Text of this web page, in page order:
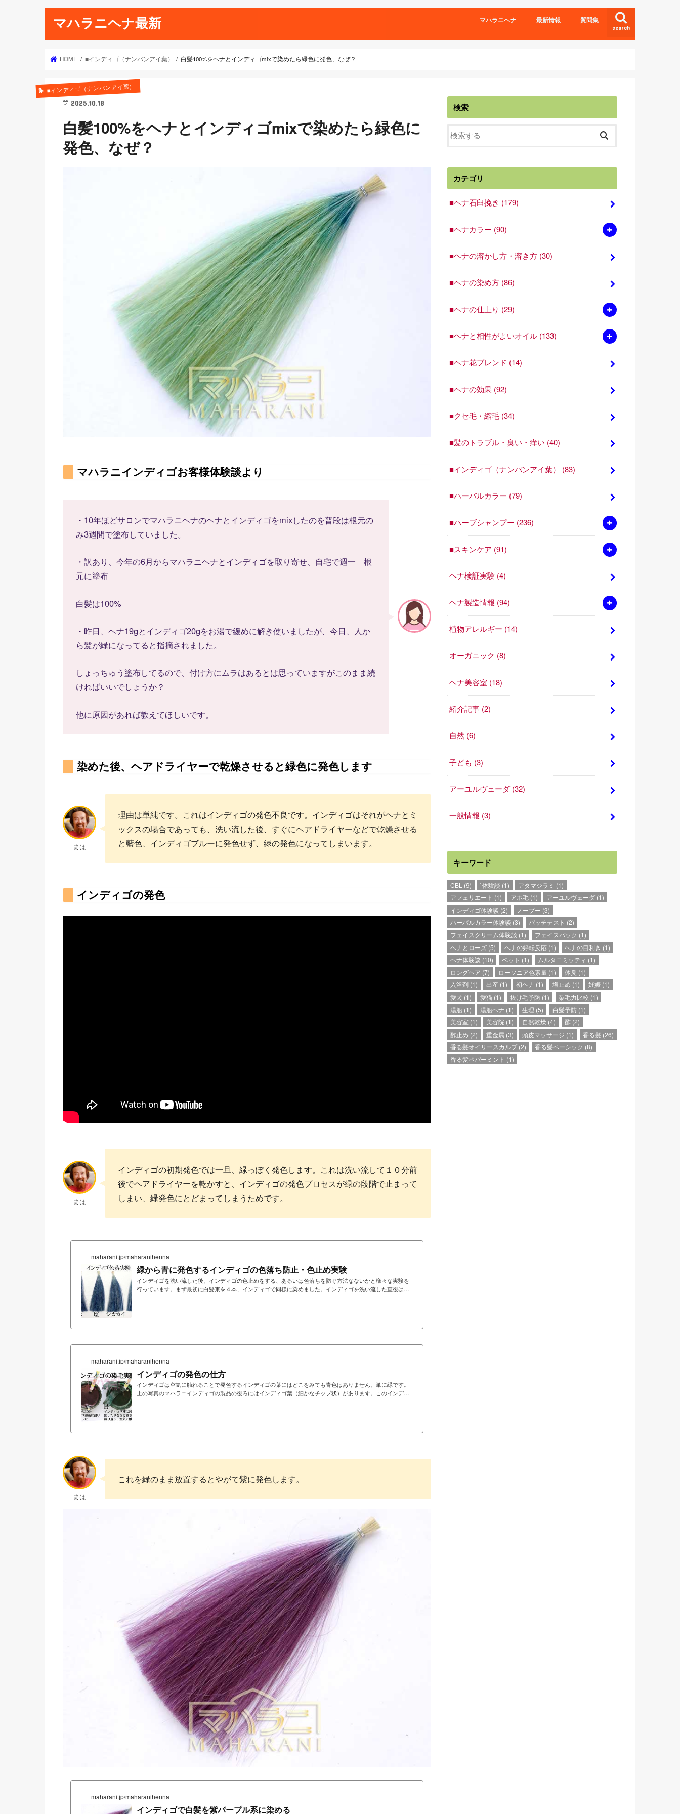
マハラニヘナ最新 search
マハラニヘナ 最新情報 質問集
HOME ■インディゴ（ナンバンアイ葉） 白髪100%をヘナとインディゴmixで染めたら緑色に発色、なぜ？
■インディゴ（ナンバンアイ葉）
2025.10.18
白髪100%をヘナとインディゴmixで染めたら緑色に
発色、なぜ？
マハラニインディゴお客様体験談より
・10年ほどサロンでマハラニヘナのヘナとインディゴをmixしたのを普段は根元の
み3週間で塗布していました。
・訳あり、今年の6月からマハラニヘナとインディゴを取り寄せ、自宅で週一 根
元に塗布
白髪は100%
・昨日、ヘナ19gとインディゴ20gをお湯で緩めに解き使いましたが、今日、人か
ら髪が緑になってると指摘されました。
しょっちゅう塗布してるので、付け方にムラはあるとは思っていますがこのまま続
ければいいでしょうか？
他に原因があれば教えてほしいです。
染めた後、ヘアドライヤーで乾燥させると緑色に発色します
まは
理由は単純です。これはインディゴの発色不良です。インディゴはそれがヘナとミ
ックスの場合であっても、洗い流した後、すぐにヘアドライヤーなどで乾燥させる
と藍色、インディゴブルーに発色せず、緑の発色になってしまいます。
インディゴの発色
まは
インディゴの初期発色では一旦、緑っぽく発色します。これは洗い流して１０分前
後でヘアドライヤーを乾かすと、インディゴの発色プロセスが緑の段階で止まって
しまい、緑発色にとどまってしまうためです。
maharani.jp/maharanihenna
緑から青に発色するインディゴの色落ち防止・色止め実験
インディゴを洗い流した後、インディゴの色止めをする、あるいは色落ちを防ぐ方法なないかと様々な実験を
行っています。まず最初に白髪束を４本、インディゴで同様に染めました。インディゴを洗い流した直後は薄
maharani.jp/maharanihenna
インディゴの発色の仕方
インディゴは空気に触れることで発色するインディゴの葉にはどこをみても青色はありません。単に緑です。
上の写真のマハラニインディゴの製品の後ろにはインディゴ葉（細かなチップ状）があります。このインディ
まは
これを緑のまま放置するとやがて紫に発色します。
maharani.jp/maharanihenna
インディゴで白髪を紫パープル系に染める
検索
カテゴリ
■ヘナ石臼挽き (179)
■ヘナカラー (90)
■ヘナの溶かし方・溶き方 (30)
■ヘナの染め方 (86)
■ヘナの仕上り (29)
■ヘナと相性がよいオイル (133)
■ヘナ花ブレンド (14)
■ヘナの効果 (92)
■クセ毛・縮毛 (34)
■髪のトラブル・臭い・痒い (40)
■インディゴ（ナンバンアイ葉） (83)
■ハーバルカラー (79)
■ハーブシャンプー (236)
■スキンケア (91)
ヘナ検証実験 (4)
ヘナ製造情報 (94)
植物アレルギー (14)
オーガニック (8)
ヘナ美容室 (18)
紹介記事 (2)
自然 (6)
子ども (3)
アーユルヴェーダ(32)
一般情報 (3)
キーワード
CBL (9) `体験談 (1) アタマジラミ (1)
アフェリエート (1) アホ毛 (1) アーユルヴェーダ (1)
インディゴ体験談 (2) ノープー (3)
ハーバルカラー体験談 (3) パッチテスト (2)
フェイスクリーム体験談 (1) フェイスパック (1)
ヘナとローズ (5) ヘナの好転反応 (1) ヘナの目利き (1)
ヘナ体験談 (10) ペット (1) ムルタニミッティ (1)
ロングヘア (7) ローソニア色素量 (1) 体臭 (1)
入浴剤 (1) 出産 (1) 初ヘナ (1) 塩止め (1) 妊娠(1)
愛犬 (1) 愛猫 (1) 抜け毛予防 (1) 染毛力比較 (1)
湯船 (1) 湯船ヘナ (1) 生理 (5) 白髪予防(1)
美容室 (1) 美容院 (1) 自然乾燥 (4) 酢(2)
酢止め (2) 重金属 (3) 頭皮マッサージ (1) 香る髪(26)
香る髪オイリースカルプ (2) 香る髪ベーシック (8)
香る髪ペパーミント (1)